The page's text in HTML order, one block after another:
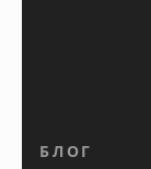
БЛОГ